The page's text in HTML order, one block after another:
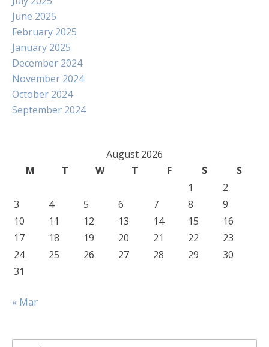
June 2025
February 2025
January 2025
December 2024
November 2024
October 2024
September 2024
August 2026
M
T W T F S
S
1
2
3
4 5 6 7 8
9
10
11 12 13 14 15
16
17
18 19 20 21 22
23
24
25 26 27 28 29
30
31
« Mar